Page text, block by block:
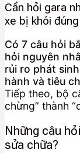
Cần hỏi gara
xe bị khói
Có 7 câu hỏi
hỏi nguyên
rủi ro phát
hành và tiêu
Tiếp theo, bộ
chừng” thành
Những câu
sửa chữa?